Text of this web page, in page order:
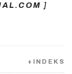
]
+INDEKS